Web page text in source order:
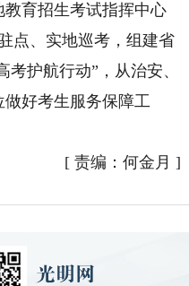
育招生考试指挥中心
点、实地巡考，组建省
护航行动”，从治安、
好考生服务保障工
[ 责编：何金月 ]